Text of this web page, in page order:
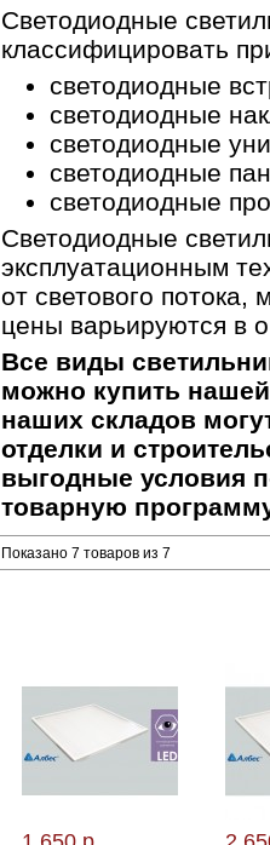
Светодиодные
классифицировать
светодиодные
светодиодные
светодиодные
светодиодные
светодиодные
Светодиодные
эксплуатационным
от светового
цены варьируются в
Все виды
можно купить
наших складов
отделки и
выгодные условия
товарную
Показано 7 товаров из 7